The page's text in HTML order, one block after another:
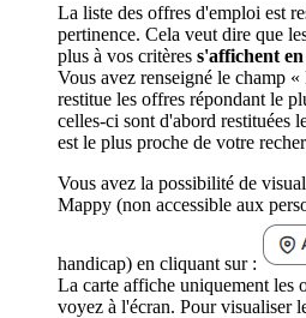
La liste des offres d'emploi est
pertinence. Cela veut dire que
plus à vos critères s'affichent
Vous avez renseigné le champ
restitue les offres répondant le
celles-ci sont d'abord restituées
est le plus proche de votre
Vous avez la possibilité de
Mappy (non accessible aux
handicap) en cliquant sur :
La carte affiche uniquement les
voyez à l'écran. Pour visualiser